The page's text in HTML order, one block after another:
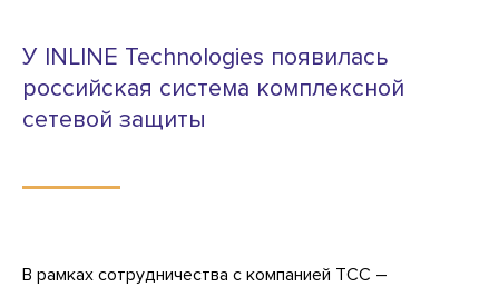
У INLINE Technologies появилась
российская система комплексной
сетевой защиты
В рамках сотрудничества с компанией ТСС –